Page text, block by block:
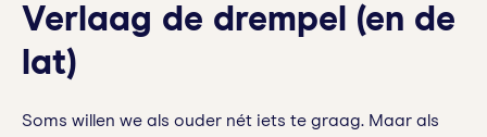
Verlaag de drempel (en de
lat)
Soms willen we als ouder nét iets te graag. Maar als